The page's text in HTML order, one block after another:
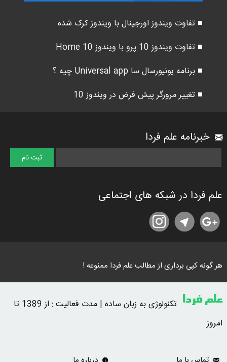
■ تفاوت ویندوز اورجینال با ویندوز کرک شده
■ تفاوت ویندوز 10 پرو با ویندوز 10 Home
■ برنامه یونیورسال سا Universal app چیه ؟
■ تغییر مرورگر پیش فرض در ویندوز 10
خبرنامه علم فردا
علم فردا در شبکه های اجتماعی
هر گونه کپی برداری از مطالب علم فردا ممنوعه !
علم فردا
تکنولوژی به زبان ساده | مدت فعالیت : از 1389 تا
امروز